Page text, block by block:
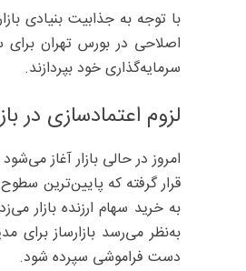
با توجه به جذابیت بنیادی
اصلاحی در بورس تهران
سرمایه‌گذاری خود بپردازند.
لزوم اعتمادسازی در
امروز در حالی بازار آغاز
قرار گرفته که پایین‌ترین
به خرید سهام ارزنده بازار
به‌نظر می‌رسد بازارساز برای
دست فراموشی سپرده شود.